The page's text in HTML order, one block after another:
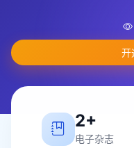
开
2+
电子杂志